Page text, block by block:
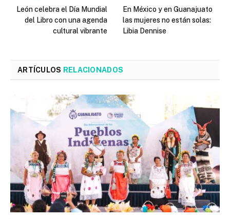
León celebra el Día Mundial
del Libro con una agenda
cultural vibrante
En México y en Guanajuato
las mujeres no están solas:
Libia Dennise
ARTÍCULOS RELACIONADOS